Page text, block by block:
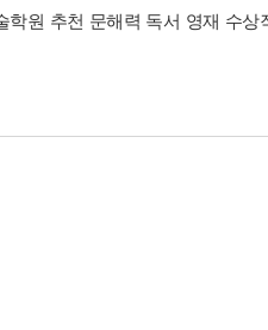
학원 추천 문해력 독서 영재 수상